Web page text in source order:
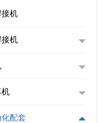
机
机
配套